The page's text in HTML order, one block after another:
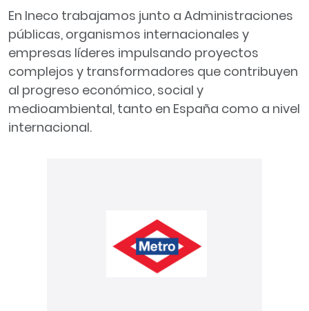
En Ineco trabajamos junto a Administraciones
públicas, organismos internacionales y
empresas líderes impulsando proyectos
complejos y transformadores que contribuyen
al progreso económico, social y
medioambiental, tanto en España como a nivel
internacional.